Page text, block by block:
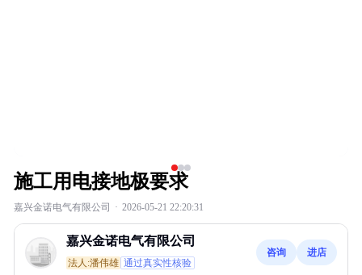
施工用电接地极要求
嘉兴金诺电气有限公司 · 2026-05-21 22:20:31
嘉兴金诺电气有限公司
法人:潘伟雄 通过真实性核验
咨询 进店